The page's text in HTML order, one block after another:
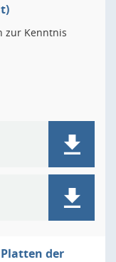
zur Kenntnis
der